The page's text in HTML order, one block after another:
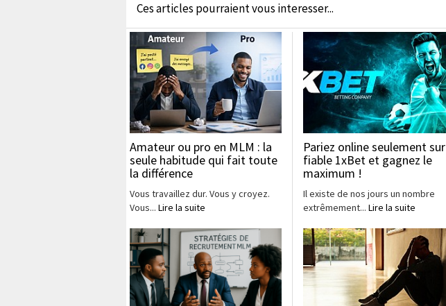
Ces articles pourraient vous interesser...
Amateur ou pro en MLM : la
seule habitude qui fait toute
la différence
Vous travaillez dur. Vous y croyez.
Vous... Lire la suite
Pariez online seulement sur
fiable 1xBet et gagnez le
maximum !
Il existe de nos jours un nombre
extrêmement... Lire la suite